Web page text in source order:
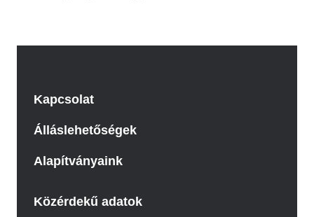
Kapcsolat
Álláslehetőségek
Alapítványaink
Közérdekű adatok